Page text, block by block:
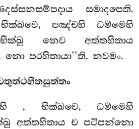
සමාදපෙති.
පඤ්චහි ධම්මෙහි
නෙව අත්තහිතාය
පරහිතායා’’ති. නවමං.
චතුත්ථහිතසුත්තං
, භික්ඛවෙ, ධම්මෙහි
අත්තහිතාය ච පටිපන්නො